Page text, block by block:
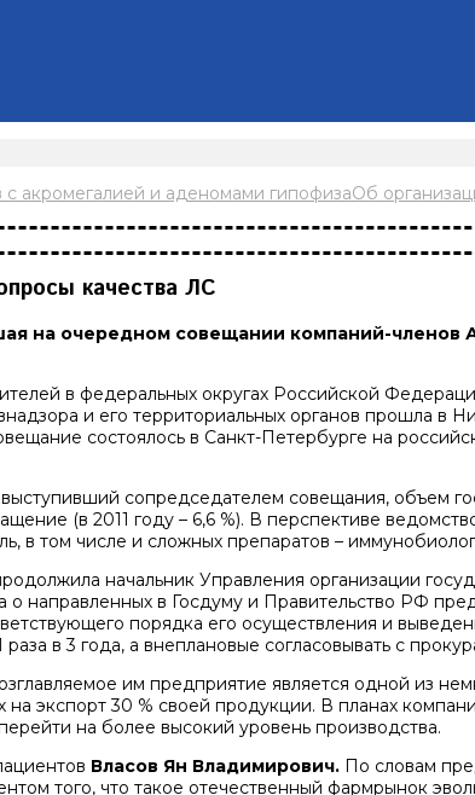
акромегалией и аденомами гипофизаОб
качества ЛС
на очередном совещании компаний-членов
в федеральных округах Российской
и его территориальных органов прошла в
состоялось в Санкт-Петербурге на
выступивший сопредседателем совещания, объем
(в 2011 году – 6,6 %). В перспективе
в том числе и сложных препаратов –
начальник Управления организации
о направленных в Госдуму и Правительство РФ
порядка его осуществления и
в 3 года, а внеплановые согласовывать с
им предприятие является одной из
экспорт 30 % своей продукции. В планах
на более высокий уровень производства.
Власов Ян Владимирович. По словам
того, что такое отечественный фармрынок